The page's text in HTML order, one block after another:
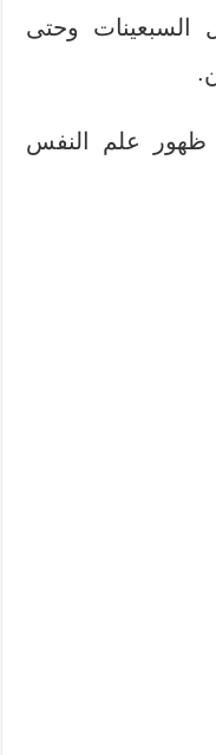
السبعينات وحتى
ظهور علم النفس